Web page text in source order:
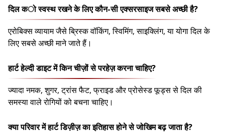
दिल को स्वस्थ रखने के लिए कौन-सी एक्सरसाइज सबसे अच्छी है?
एरोबिक्स व्यायाम जैसे ब्रिस्क वॉकिंग, स्विमिंग, साइक्लिंग, या योगा दिल के
लिए सबसे अच्छी माने जाते हैं।
हार्ट हेल्दी डाइट में किन चीज़ों से परहेज़ करना चाहिए?
ज्यादा नमक, शुगर, ट्रांस फैट, फ्राइड और प्रोसेस्ड फूड्स से दिल की
समस्या वाले रोगियों को बचना चाहिए।
क्या परिवार में हार्ट डिज़ीज़ का इतिहास होने से जोखिम बढ़ जाता है?